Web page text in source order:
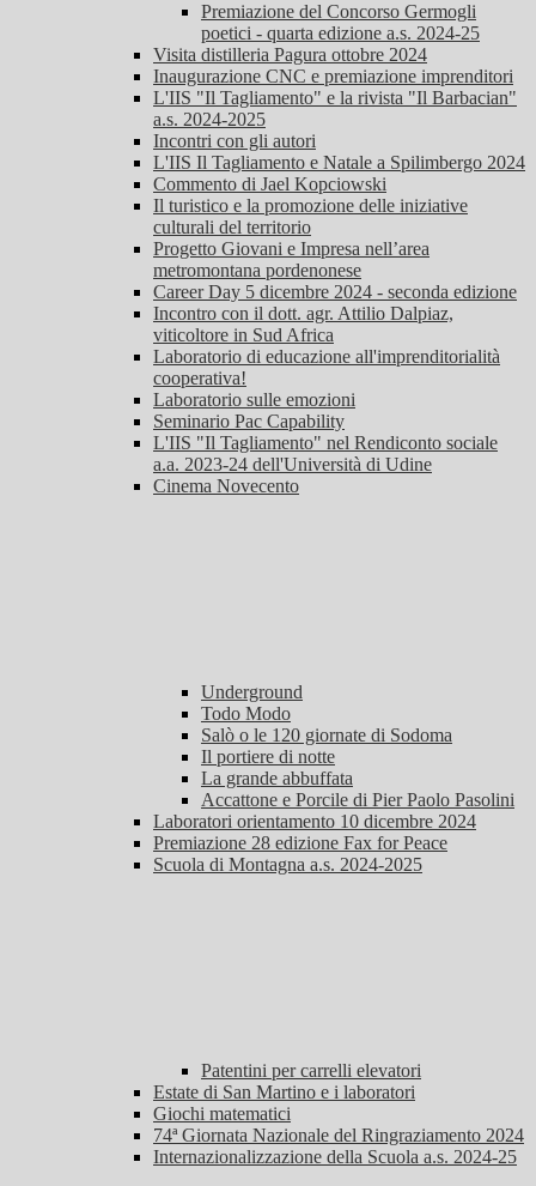
Premiazione del Concorso Germogli
poetici - quarta edizione a.s. 2024-25
Visita distilleria Pagura ottobre 2024
Inaugurazione CNC e premiazione imprenditori
L'IIS "Il Tagliamento" e la rivista "Il Barbacian"
a.s. 2024-2025
Incontri con gli autori
L'IIS Il Tagliamento e Natale a Spilimbergo 2024
Commento di Jael Kopciowski
Il turistico e la promozione delle iniziative
culturali del territorio
Progetto Giovani e Impresa nell’area
metromontana pordenonese
Career Day 5 dicembre 2024 - seconda edizione
Incontro con il dott. agr. Attilio Dalpiaz,
viticoltore in Sud Africa
Laboratorio di educazione all'imprenditorialità
cooperativa!
Laboratorio sulle emozioni
Seminario Pac Capability
L'IIS "Il Tagliamento" nel Rendiconto sociale
a.a. 2023-24 dell'Università di Udine
Cinema Novecento
Underground
Todo Modo
Salò o le 120 giornate di Sodoma
Il portiere di notte
La grande abbuffata
Accattone e Porcile di Pier Paolo Pasolini
Laboratori orientamento 10 dicembre 2024
Premiazione 28 edizione Fax for Peace
Scuola di Montagna a.s. 2024-2025
Patentini per carrelli elevatori
Estate di San Martino e i laboratori
Giochi matematici
74ª Giornata Nazionale del Ringraziamento 2024
Internazionalizzazione della Scuola a.s. 2024-25